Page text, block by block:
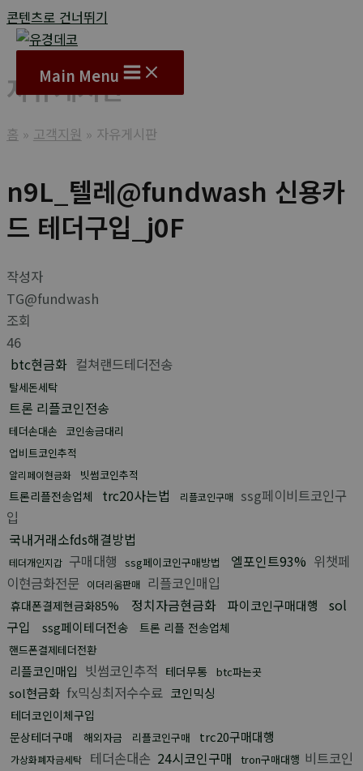
콘텐츠로 건너뛰기
Main Menu
자유게시판
홈 고객지원 자유게시판
n9L_텔레@fundwash 신용카
드 테더구입_j0F
작성자
TG@fundwash
조회
46
btc현금화 컬쳐랜드테더전송
탈세돈세탁
트론 리플코인전송
테더손대손
코인송금대리
업비트코인추적
알리페이현금화 빗썸코인추적
트론리플전송업체 trc20사는법 리플코인구매 ssg페이비트코인구
입
국내거래소fds해결방법
테더개인지갑 구매대행 ssg페이코인구매방법 엘포인트93% 위챗페
이현금화전문 이더리움판매 리플코인매입
휴대폰결제현금화85% 정치자금현금화 파이코인구매대행
sol
구입
ssg페이테더전송 트론 리플 전송업체
핸드폰결제테더전환
리플코인매입 빗썸코인추적 테더무통 btc파는곳
sol현금화 fx믹싱최저수수료 코인믹싱
테더코인이체구입
문상테더구매
해외자금 리플코인구매 trc20구매대행
가상화폐자금세탁 테더손대손 24시코인구매 tron구매대행 비트코인